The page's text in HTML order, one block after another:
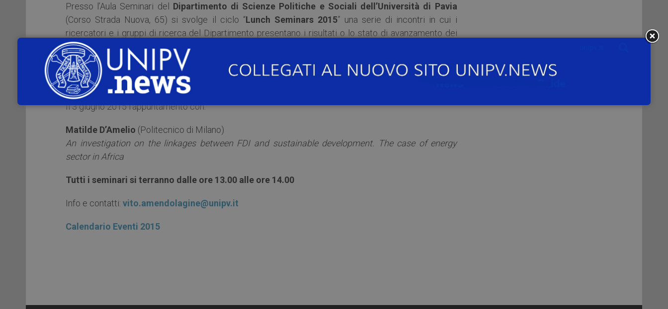
Presso l’Aula Seminari del Dipartimento di Scienze Politiche e Sociali dell’Università di Pavia
(Corso Strada Nuova, 65) si svolge il ciclo “Lunch Seminars 2015” una serie di incontri in cui i
ricercatori e i gruppi di ricerca del Dipartimento presentano i risultati o lo stato di avanzamento dei
loro progetti.
L’iniziativa, nata da alcuni ricercatori e assegnisti del Dipartimento di Scienze Politiche e Sociali
dell’Università di Pavia, si è poi ampliata fino a coinvolgere colleghi di altri Dipartimenti e Atenei.
Il 3 giugno 2015 l’appuntamento con:
Matilde D’Amelio (Politecnico di Milano)
An investigation on the linkages between FDI and sustainable development. The case of energy
sector in Africa
Tutti i seminari si terranno dalle ore 13.00 alle ore 14.00
Info e contatti: vito.amendo agine@unipv.it
Calendario Eventi 2015